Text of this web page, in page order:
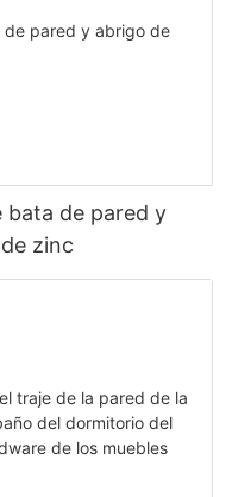
bata de pared y
zinc